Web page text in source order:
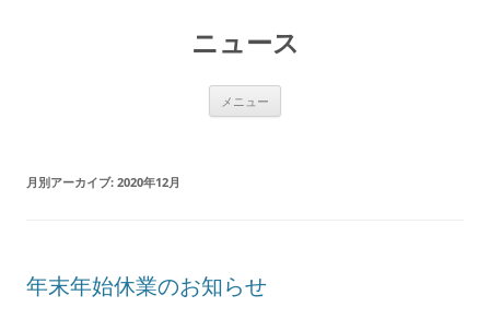
ニュース
メニュー
月別アーカイブ: 2020年12月
年末年始休業のお知らせ